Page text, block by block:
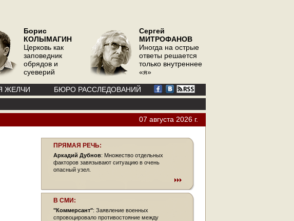
Борис
КОЛЫМАГИН
Церковь как
заповедник
обрядов и
суеверий
Сергей
МИТРОФАНОВ
Иногда на острые
ответы решается
только внутреннее
«я»
ЖЕЛЧИ
БЮРО РАССЛЕДОВАНИЙ
07 августа 2026 г.
ПРЯМАЯ РЕЧЬ:
Аркадий Дубнов: Множество отдельных
факторов завязывают ситуацию в очень
опасный узел.
В СМИ:
"Коммерсант": Заявление военных
спровоцировало противостояние между